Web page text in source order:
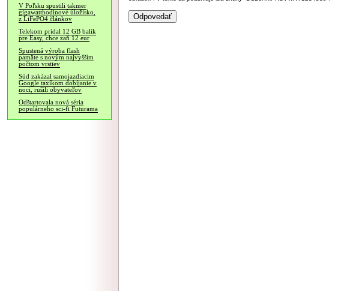
V Poľsku spustili takmer
gigawatthodinové úložisko,
z LiFePO4 článkov
Telekom pridal 12 GB balík
pre Easy, chce zaň 12 eur
Spustená výroba flash
pamäte s novým najvyšším
počtom vrstiev
Súd zakázal samojazdiacim
Google taxíkom dobíjanie v
noci, rušili obyvateľov
Odštartovala nová séria
populárneho sci-fi Futurama